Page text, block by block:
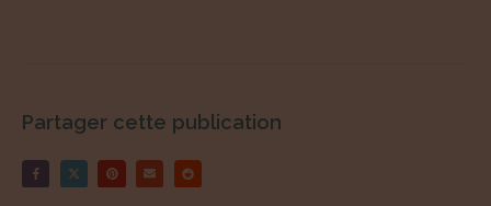
Partager cette publication